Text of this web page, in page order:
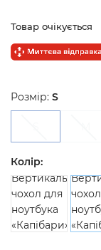
Товар очікується
Розмір: S
Колір: